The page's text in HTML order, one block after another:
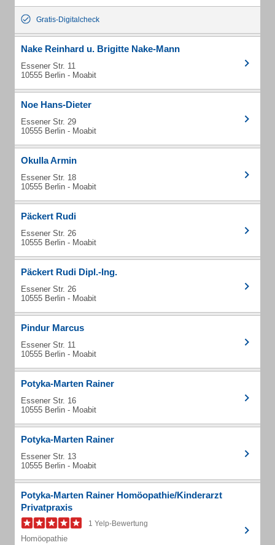
Gratis-Digitalcheck
Nake Reinhard u. Brigitte Nake-Mann
Essener Str. 11
10555 Berlin - Moabit
Noe Hans-Dieter
Essener Str. 29
10555 Berlin - Moabit
Okulla Armin
Essener Str. 18
10555 Berlin - Moabit
Päckert Rudi
Essener Str. 26
10555 Berlin - Moabit
Päckert Rudi Dipl.-Ing.
Essener Str. 26
10555 Berlin - Moabit
Pindur Marcus
Essener Str. 11
10555 Berlin - Moabit
Potyka-Marten Rainer
Essener Str. 16
10555 Berlin - Moabit
Potyka-Marten Rainer
Essener Str. 13
10555 Berlin - Moabit
Potyka-Marten Rainer Homöopathie/Kinderarzt
Privatpraxis
1 Yelp-Bewertung
Homöopathie